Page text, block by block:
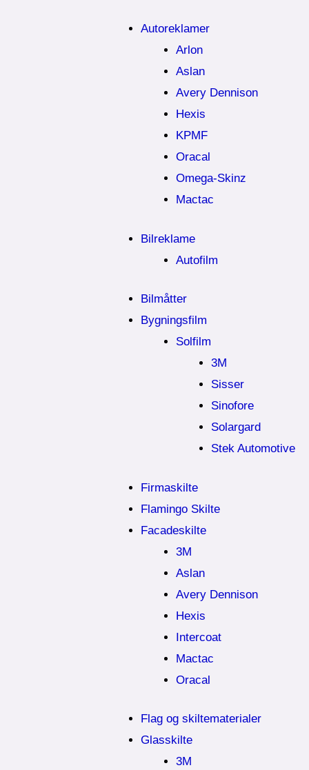
Autoreklamer
Arlon
Aslan
Avery Dennison
Hexis
KPMF
Oracal
Omega-Skinz
Mactac
Bilreklame
Autofilm
Bilmåtter
Bygningsfilm
Solfilm
3M
Sisser
Sinofore
Solargard
Stek Automotive
Firmaskilte
Flamingo Skilte
Facadeskilte
3M
Aslan
Avery Dennison
Hexis
Intercoat
Mactac
Oracal
Flag og skiltematerialer
Glasskilte
3M